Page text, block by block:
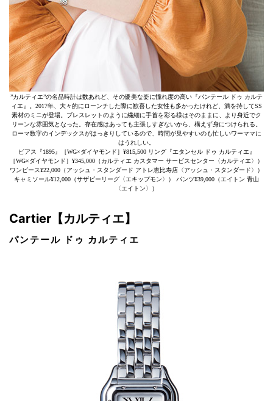
”カルティエ”の名品時計は数あれど、その優美な姿に憧れ度の高い『パンテール ドゥ カルテ
ィエ』。2017年、大々的にローンチした際に歓喜した女性も多かったけれど、満を持してSS
素材のミニが登場。ブレスレットのように繊細に手首を彩る様はそのままに、より身近でク
リーンな雰囲気となった。存在感はあっても主張しすぎないから、構えず身につけられる。
ローマ数字のインデックスがはっきりしているので、時間が見やすいのも忙しいワーママに
はうれしい。
ピアス『1895』［WG×ダイヤモンド］¥815,500 リング『エタンセル ドゥ カルティエ』
［WG×ダイヤモンド］¥345,000（カルティエ カスタマー サービスセンター〈カルティエ〉）
ワンピース¥22,000（アッシュ・スタンダード アトレ恵比寿店〈アッシュ・スタンダード〉）
キャミソール¥12,000（サザビーリーグ〈エキップモン〉） パンツ¥39,000（エイトン 青山
〈エイトン〉）
Cartier【カルティエ】
パンテール ドゥ カルティエ